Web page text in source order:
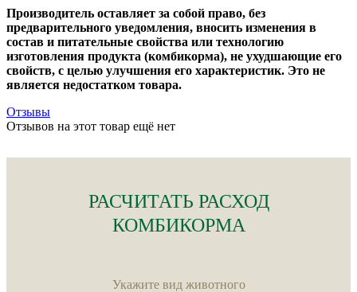
Производитель оставляет за собой право, без
предварительного уведомления, вносить изменения в
состав и питательные свойства или технологию
изготовления продукта (комбикорма), не ухудшающие его
свойств, с целью улучшения его характеристик. Это не
является недостатком товара.
Отзывы
Отзывов на этот товар ещё нет
РАСЧИТАТЬ РАСХОД
КОМБИКОРМА
Укажите вид животного